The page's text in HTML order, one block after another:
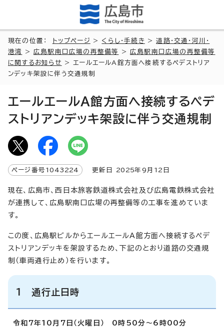
現在の位置： トップページ > くらし・手続き >道路・交通・河川・
港湾
>広島駅南口広場の再整備等 >広島駅南口広場の再整備等
に関するお知らせ
> エールエールA館方面へ接続するペデストリア
ンデッキ架設に伴う交通規制
エールエールA館方面へ接続するペデ
ストリアンデッキ架設に伴う交通規制
ページ番号 1043224 更新日 2025年9月 12 日
現在、広島市、西日本旅客鉄道株式会社及び広島電鉄株式会社
が連携して、広島駅南口広場の再整備等の工事を進めていま
す。
この度、広島駅ビルからエールエールA館方面へ接続するペデ
ストリアンデッキを架設するため、下記のとおり道路の交通規
制（車両通行止め）を行います。
1 通行止日時
令和7年10月7日（火曜日） 0時50分～6時00分